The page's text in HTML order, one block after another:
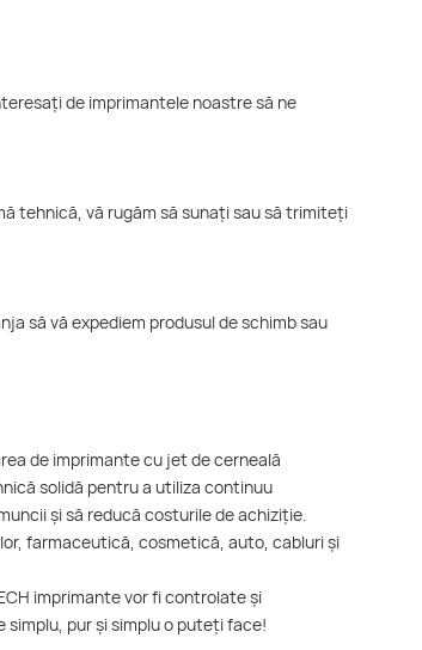
de imprimantele noastre să ne
tehnică, vă rugăm să sunați sau să trimiteți
să vă expediem produsul de schimb sau
de imprimante cu jet de cerneală
solidă pentru a utiliza continuu
și să reducă costurile de achiziție.
farmaceutică, cosmetică, auto, cabluri și
imprimante vor fi controlate și
pur și simplu o puteți face!